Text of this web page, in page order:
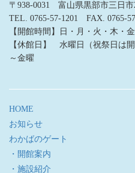
〒938-0031 富山県黒部市三日市
TEL. 0765-57-1201 FAX. 0765-
【開館時間】日・月・火・木・
【休館日】 水曜日（祝祭日は
～金曜
HOME
お知らせ
わかばのゲート
・開館案内
・施設紹介